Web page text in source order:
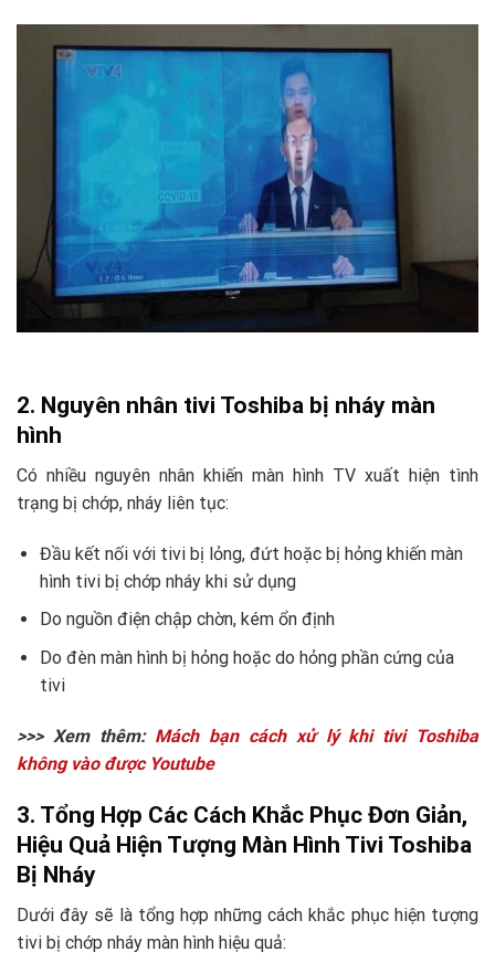
2. Nguyên nhân tivi Toshiba bị nháy màn
hình
Có nhiều nguyên nhân khiến màn hình TV xuất hiện tình
trạng bị chớp, nháy liên tục:
Đầu kết nối với tivi bị lỏng, đứt hoặc bị hỏng khiến màn
hình tivi bị chớp nháy khi sử dụng
Do nguồn điện chập chờn, kém ổn định
Do đèn màn hình bị hỏng hoặc do hỏng phần cứng của
tivi
>>> Xem thêm: Mách bạn cách xử lý khi tivi Toshiba
không vào được Youtube
3. Tổng Hợp Các Cách Khắc Phục Đơn Giản,
Hiệu Quả Hiện Tượng Màn Hình Tivi Toshiba
Bị Nháy
Dưới đây sẽ là tổng hợp những cách khắc phục hiện tượng
tivi bị chớp nháy màn hình hiệu quả: